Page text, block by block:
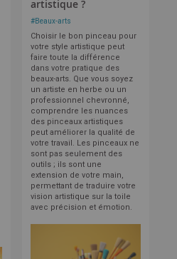
artistique ?
#Beaux-arts
Choisir le bon pinceau pour
votre style artistique peut
faire toute la différence
dans votre pratique des
beaux-arts. Que vous soyez
un artiste en herbe ou un
professionnel chevronné,
comprendre les nuances
des pinceaux artistiques
peut améliorer la qualité de
votre travail. Les pinceaux ne
sont pas seulement des
outils ; ils sont une
extension de votre main,
permettant de traduire votre
vision artistique sur la toile
avec précision et émotion.